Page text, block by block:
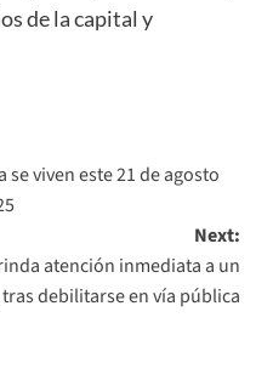
de la capital y
viven este 21 de agosto
Next:
atención inmediata a un
debilitarse en vía pública